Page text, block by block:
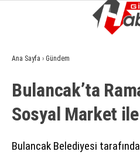
GÜNDEM
EKONOMI
SIYASET
Ana Sayfa › Gündem
Bulancak’ta
Sosyal Market
Bulancak Belediyesi